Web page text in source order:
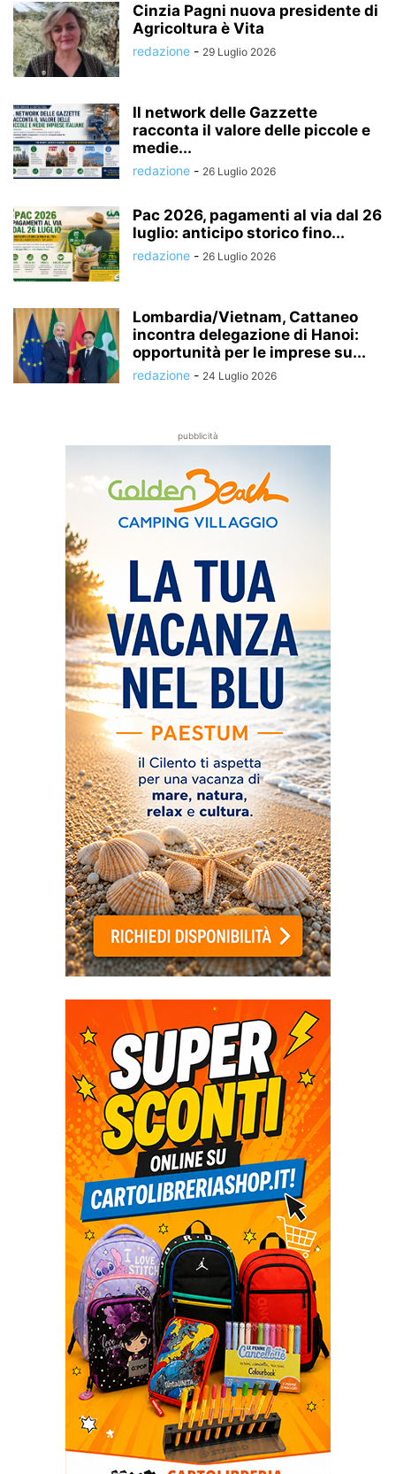
Cinzia Pagni nuova presidente di
Agricoltura è Vita
redazione - 29 Luglio 2026
Il network delle Gazzette
racconta il valore delle piccole e
medie...
redazione - 26 Luglio 2026
Pac 2026, pagamenti al via dal 26
luglio: anticipo storico fino...
redazione - 26 Luglio 2026
Lombardia/Vietnam, Cattaneo
incontra delegazione di Hanoi:
opportunità per le imprese su...
redazione - 24 Luglio 2026
pubblicità